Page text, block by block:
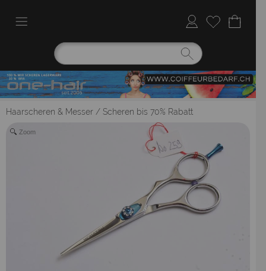
Haarscheren & Messer / Scheren bis 70% Rabatt
Zoom